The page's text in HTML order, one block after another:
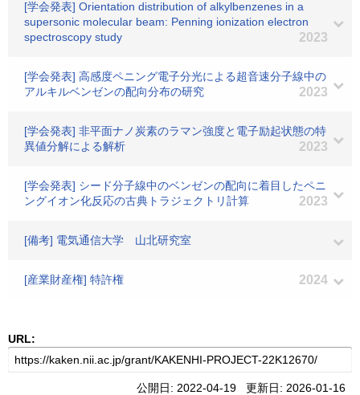
[学会発表] Orientation distribution of alkylbenzenes in a
supersonic molecular beam: Penning ionization electron
spectroscopy study
2023
[学会発表] 高感度ペニング電子分光による超音速分子線中の
アルキルベンゼンの配向分布の研究
2023
[学会発表] 非平面ナノ炭素のラマン強度と電子励起状態の特
異値分解による解析
2023
[学会発表] シード分子線中のベンゼンの配向に着目したペニ
ングイオン化反応の古典トラジェクトリ計算
2023
[備考] 電気通信大学 山北研究室
[産業財産権] 特許権 2024
URL:
公開日: 2022-04-19 更新日: 2026-01-16